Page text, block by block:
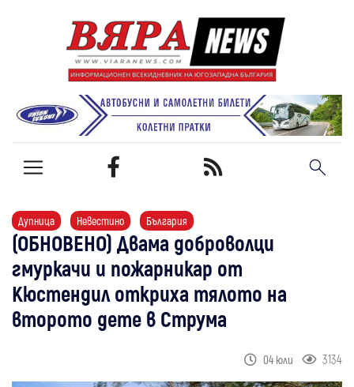
Дупница Невестино България
(ОБНОВЕНО) Двама доброволци
гмуркачи и пожарникар от
Кюстендил откриха тялото на
второто дете в Струма
04 юли 3134